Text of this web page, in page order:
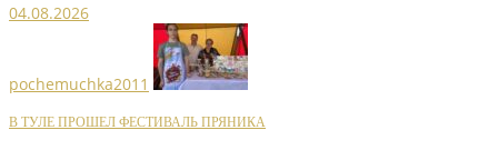
04.08.2026
pochemuchka2011
В ТУЛЕ ПРОШЕЛ ФЕСТИВАЛЬ ПРЯНИКА